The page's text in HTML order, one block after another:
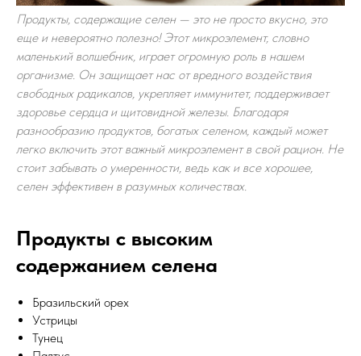
Продукты, содержащие селен — это не просто вкусно, это
еще и невероятно полезно! Этот микроэлемент, словно
маленький волшебник, играет огромную роль в нашем
организме. Он защищает нас от вредного воздействия
свободных радикалов, укрепляет иммунитет, поддерживает
здоровье сердца и щитовидной железы. Благодаря
разнообразию продуктов, богатых селеном, каждый может
легко включить этот важный микроэлемент в свой рацион. Не
стоит забывать о умеренности, ведь как и все хорошее,
селен эффективен в разумных количествах.
Продукты с высоким
содержанием селена
Бразильский орех
Устрицы
Тунец